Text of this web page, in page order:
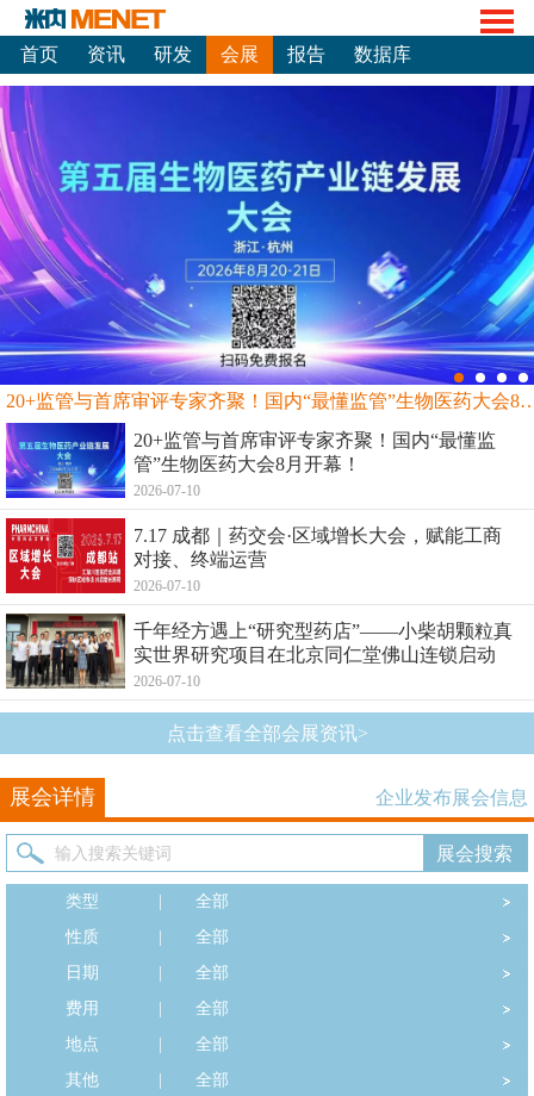
首页 资讯 研发 会展 报告 数据库
20+监管与首席审评专家齐聚！国内“最
20+监管与首席审评专家齐聚！国内“最懂监
管”生物医药大会8月开幕！
2026-07-10
7.17 成都｜药交会·区域增长大会，赋能工商
对接、终端运营
2026-07-10
千年经方遇上“研究型药店”——小柴胡颗粒真
实世界研究项目在北京同仁堂佛山连锁启动
2026-07-10
点击查看全部会展资讯>
展会详情 企业发布展会信息
类型
全部
性质
全部
日期
全部
费用
全部
地点
全部
其他
全部